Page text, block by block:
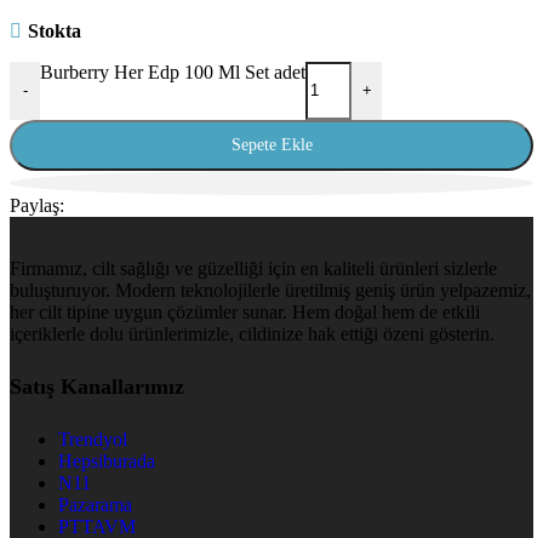
Stokta
-
Burberry Her Edp 100 Ml Set adet
+
Sepete Ekle
Paylaş:
Firmamız, cilt sağlığı ve güzelliği için en kaliteli ürünleri sizlerle
buluşturuyor. Modern teknolojilerle üretilmiş geniş ürün yelpazemiz,
her cilt tipine uygun çözümler sunar. Hem doğal hem de etkili
içeriklerle dolu ürünlerimizle, cildinize hak ettiği özeni gösterin.
Satış Kanallarımız
Trendyol
Hepsiburada
N11
Pazarama
PTTAVM